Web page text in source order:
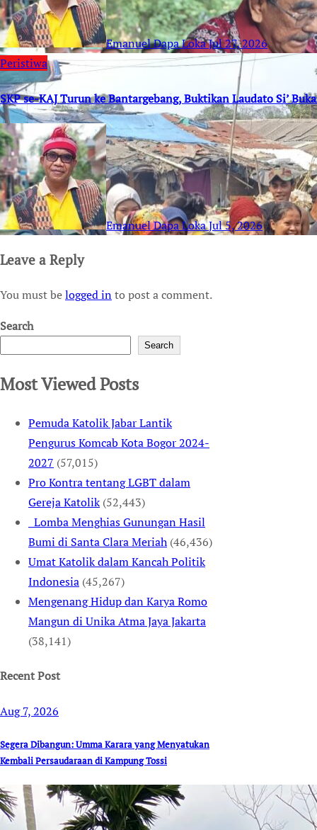
Emanuel Dapa LokaJul 27, 2026
Peristiwa
SKP se-KAJ Turun ke Bantargebang, Buktikan Laudato Si’
Emanuel Dapa LokaJul 5, 2026
Leave a Reply
You must belogged into post a comment.
Search
Search
Most Viewed Posts
Pemuda Katolik Jabar Lantik
Pengurus Komcab Kota Bogor 2024-
2027 (57,015)
Pro Kontra tentang LGBT dalam
Gereja Katolik (52,443)
Lomba Menghias Gunungan Hasil
Bumi di Santa Clara Meriah (46,436)
Umat Katolik dalam Kancah Politik
Indonesia (45,267)
Mengenang Hidup dan Karya Romo
Mangun di Unika Atma Jaya Jakarta
(38,141)
Recent Post
Aug 7, 2026
Segera Dibangun: Umma Karara yang Menyatukan
Kembali Persaudaraan di Kampung Tossi